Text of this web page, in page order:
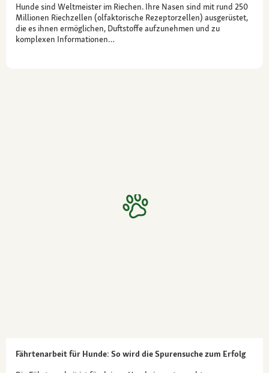
Hunde sind Weltmeister im Riechen. Ihre Nasen sind mit rund 250
Millionen Riechzellen (olfaktorische Rezeptorzellen) ausgerüstet,
die es ihnen ermöglichen, Duftstoffe aufzunehmen und zu
komplexen Informationen…
Fährtenarbeit für Hunde: So wird die Spurensuche zum Erfolg